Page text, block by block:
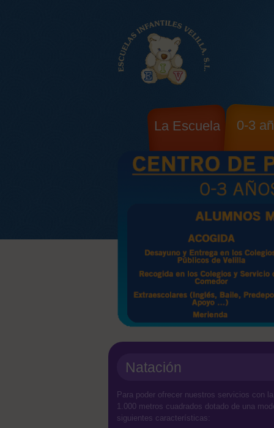
La Escuela 0-3
Natación
Para poder ofrecer nuestros servicios con
1.000 metros cuadrados dotado de una
siguientes características: